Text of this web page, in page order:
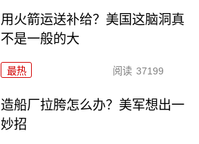
用火箭运送补给？美国这脑洞真
不是一般的大
最热 阅读 37199
造船厂拉胯怎么办？美军想出一
妙招